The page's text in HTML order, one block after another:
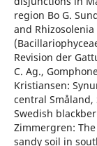
region Bo G.
and
Revision der
C. Ag.,
Kristiansen:
central
Swedish
Zimmergren:
sandy soil in